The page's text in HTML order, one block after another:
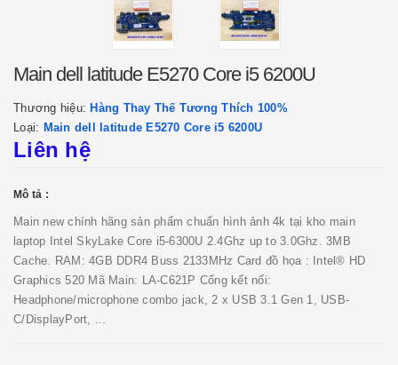
Main dell latitude E5270 Core i5 6200U
Thương hiệu: Hàng Thay Thế Tương Thích 100%
Loại: Main dell latitude E5270 Core i5 6200U
Liên hệ
Mô tả :
Main new chính hãng sản phẩm chuẩn hình ảnh 4k tại kho main
laptop Intel SkyLake Core i5-6300U 2.4Ghz up to 3.0Ghz. 3MB
Cache. RAM: 4GB DDR4 Buss 2133MHz Card đồ họa : Intel® HD
Graphics 520 Mã Main: LA-C621P Cổng kết nối:
Headphone/microphone combo jack, 2 x USB 3.1 Gen 1, USB-
C/DisplayPort, ...